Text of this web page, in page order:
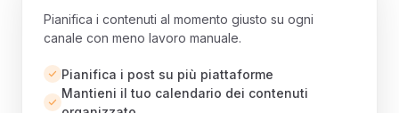
Pianifica i contenuti al momento giusto su ogni
canale con meno lavoro manuale.
Pianifica i post su più piattaforme
Mantieni il tuo calendario dei contenuti